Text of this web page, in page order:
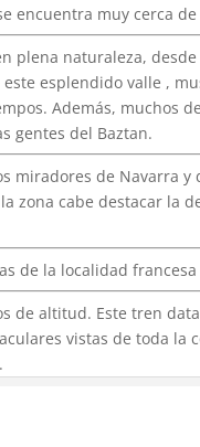
encuentra muy cerca
naturaleza,
esplendido valle ,
Además, muchos
gentes del Baztan.
miradores de Navarra
cabe destacar la
de la localidad francesa
de altitud. Este tren
vistas de toda la